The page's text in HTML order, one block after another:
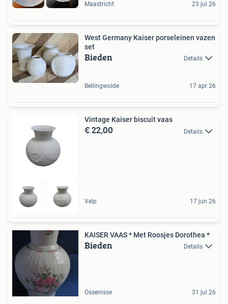
Maastricht 23 jul 26
West Germany Kaiser porseleinen vazen
set
Bieden Details
Bellingwolde 17 apr 26
Vintage Kaiser biscuit vaas
€ 22,00 Details
Velp 17 jun 26
KAISER VAAS * Met Roosjes Dorothea *
Bieden Details
Ossenisse 31 jul 26